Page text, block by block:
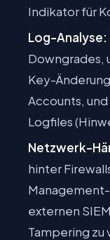
Indikator für
Log-Analyse:
Downgrades,
Key-
Accounts,
Logfiles
Netzwerk-
hinter
Management-
externen
Tampering zu